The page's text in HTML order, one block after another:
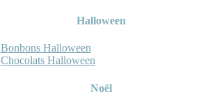
Halloween
Bonbons Halloween
Chocolats Halloween
Noël